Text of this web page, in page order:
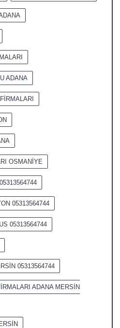
ADANA
OSMANİYE
05313564744
05313564744
05313564744
ADANA MERSİN